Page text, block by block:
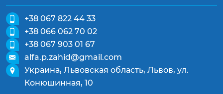
+38 067 822 44 33
+38 066 062 70 02
+38 067 903 01 67
alfa.p.zahid@gmail.com
Украина, Львовская область, Львов, ул.
Конюшинная, 10